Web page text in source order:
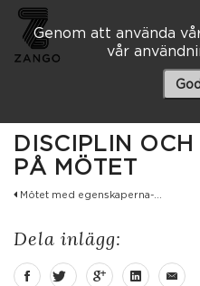
Genom att använda
vår
– 10 80 00
– 10 80 00
DISCIPLIN
PÅ MÖTET
Mötet med egenskaperna-...
Dela inlägg: